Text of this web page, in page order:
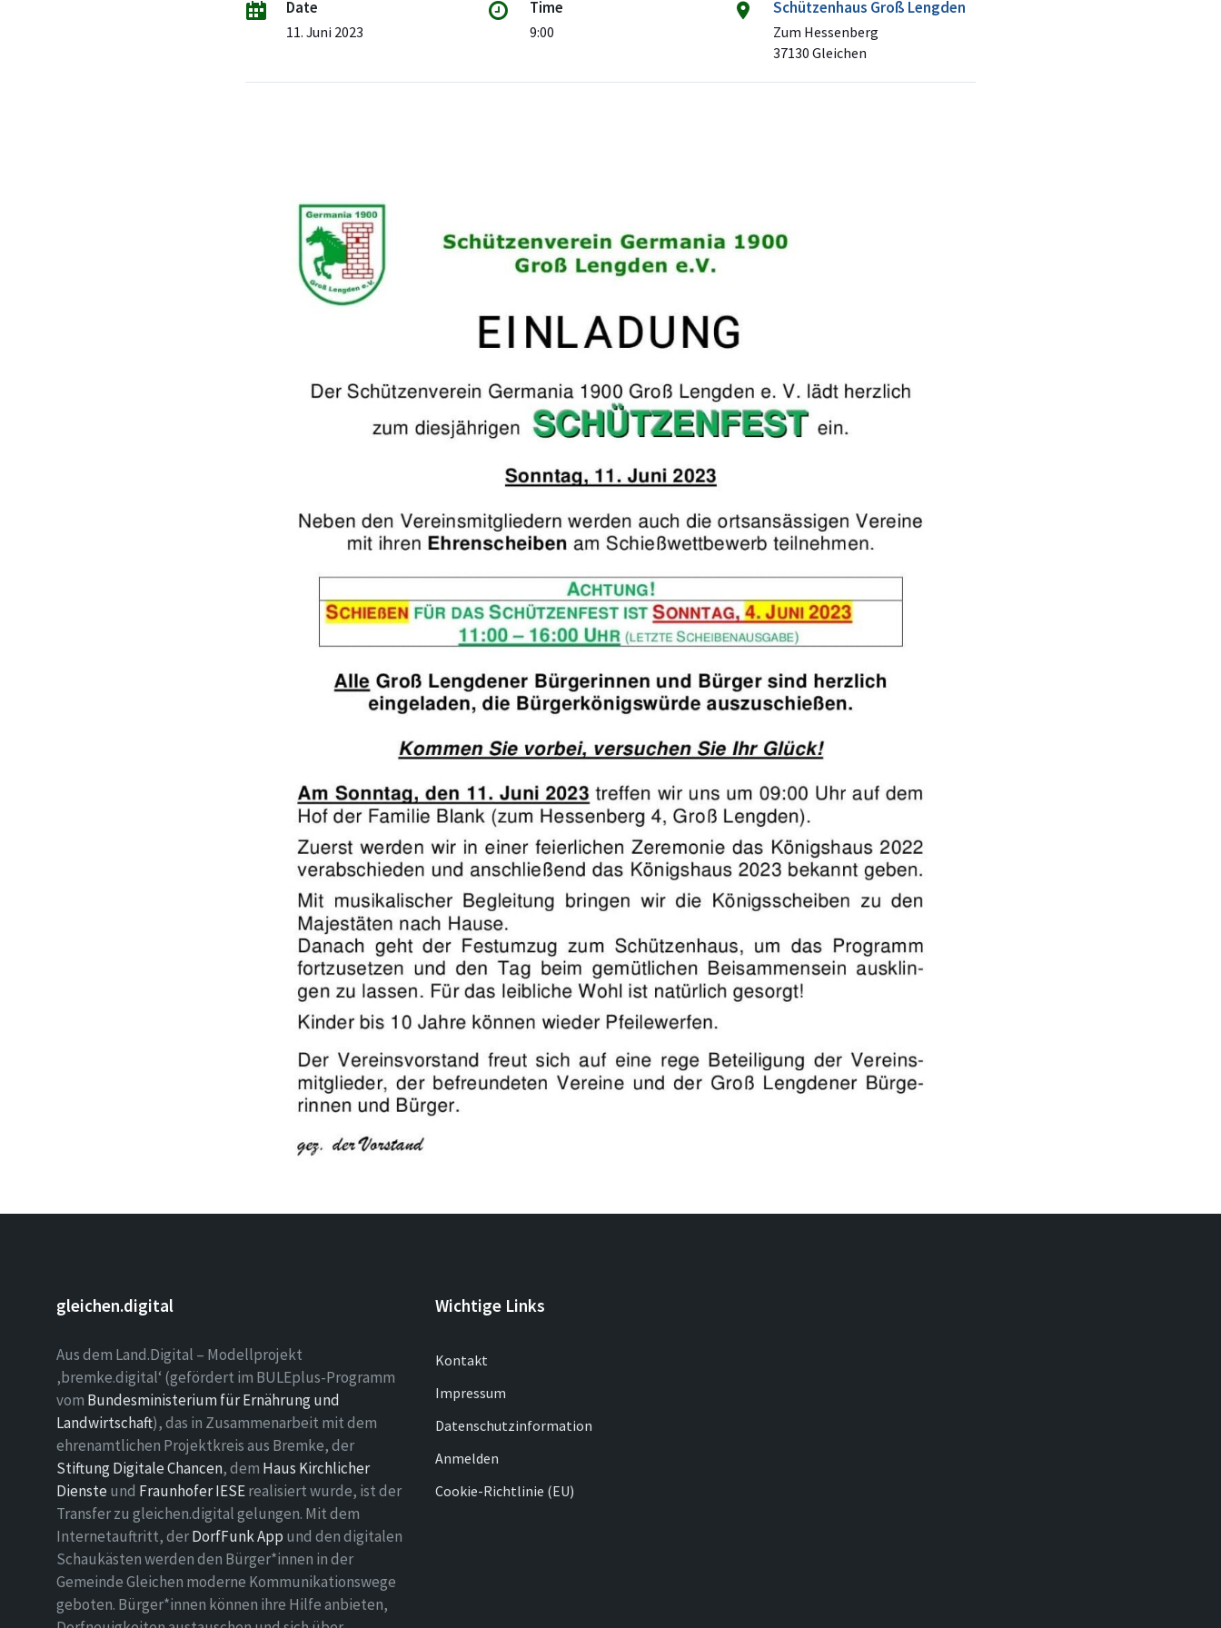
Date
11. Juni 2023
Time
9:00
Schützenhaus Groß Lengden
Zum Hessenberg
37130 Gleichen
gleichen.digital
Aus dem Land.Digital – Modellprojekt
‚bremke.digital‘ (gefördert im BULEplus-Programm
vom Bundesministerium für Ernährung und
Landwirtschaft), das in Zusammenarbeit mit dem
ehrenamtlichen Projektkreis aus Bremke, der
Stiftung Digitale Chancen, dem Haus Kirchlicher
Dienste und Fraunhofer IESErealisiert wurde, ist der
Transfer zu gleichen.digital gelungen. Mit dem
Internetauftritt, derDorfFunk App und den digitalen
Schaukästen werden den Bürger*innen in der
Gemeinde Gleichen moderne Kommunikationswege
geboten. Bürger*innen können ihre Hilfe anbieten,
Wichtige Links
Kontakt
Impressum
Datenschutzinformation
Anmelden
Cookie-Richtlinie (EU)